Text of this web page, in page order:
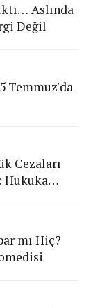
Aslında
Değil
Temmuz'da
Cezaları
Hukuka
mı Hiç?